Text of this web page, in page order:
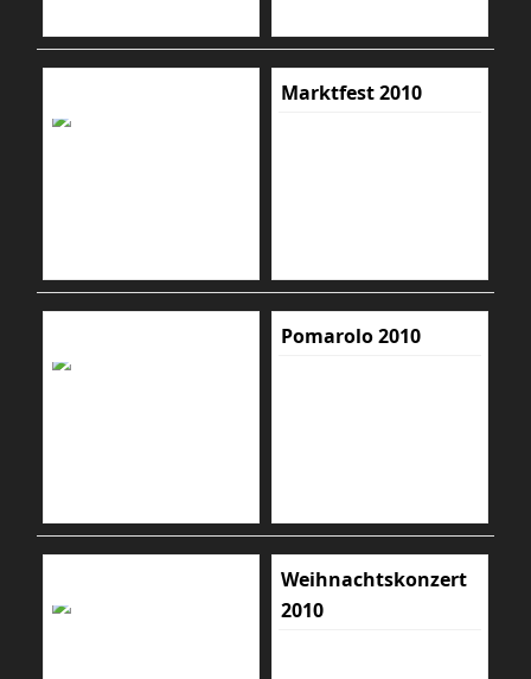
Marktfest 2010
Pomarolo 2010
Weihnachtskonzert
2010